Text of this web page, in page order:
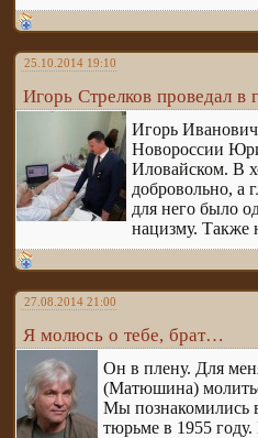
25.10.2014 19:10
Игорь Стрелков проведал
Игорь Иванович
Новороссии
Иловайском. В
добровольно, а
для него было
нацизму. Также
27.08.2014 21:00
Я молюсь о тебе, брат…
Он в плену. Для
(Матюшина)
Мы познакомились
тюрьме в 1955